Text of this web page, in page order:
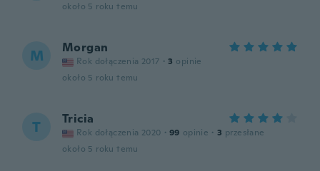
około 5 roku temu
M Morgan
Rok dołączenia 2017 · 3 opinie
około 5 roku temu
T Tricia
Rok dołączenia 2020 · 99 opinie · 3 przesłane
około 5 roku temu